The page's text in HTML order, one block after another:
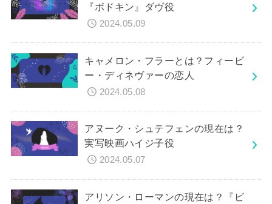
『ボドキン』ダヴ役
2024.05.09
キャメロン・フラーとは？フィービ
ー・ディネヴァーの恋人
2024.05.08
アヌーク・シュテフェンの現在は？
実写映画ハイジ子役
2024.05.07
アリソン・ローマンの現在は？『ビ